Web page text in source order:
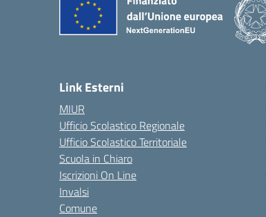
Link Esterni
MIUR
Ufficio Scolastico Regionale
Ufficio Scolastico Territoriale
Scuola in Chiaro
Iscrizioni On Line
Invalsi
Comune